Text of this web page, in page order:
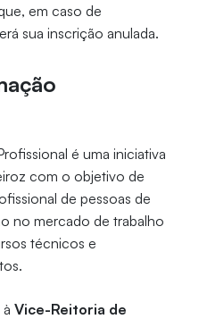
em caso de
sua inscrição anulada.
é uma iniciativa
com o objetivo de
de pessoas de
no mercado de trabalho
técnicos e
Vice-Reitoria de